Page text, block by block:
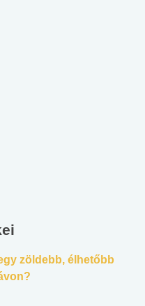
zöldebb, élhetőbb